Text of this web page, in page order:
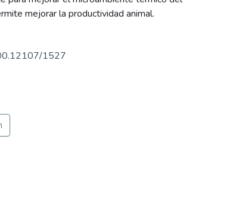
mejorar la productividad animal.
1527